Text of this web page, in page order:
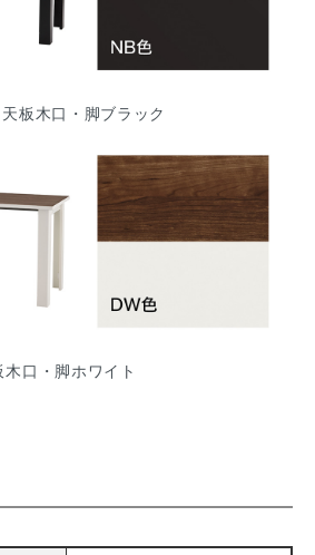
板木口・脚ブラック
口・脚ホワイト